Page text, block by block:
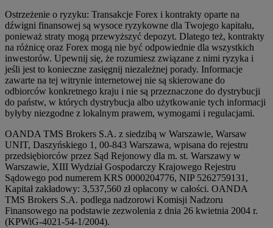
Ostrzeżenie o ryzyku: Transakcje Forex i kontrakty oparte na
dźwigni finansowej są wysoce ryzykowne dla Twojego kapitału,
ponieważ straty mogą przewyższyć depozyt. Dlatego też, kontrakty
na różnicę oraz Forex mogą nie być odpowiednie dla wszystkich
inwestorów. Upewnij się, że rozumiesz związane z nimi ryzyka i
jeśli jest to konieczne zasięgnij niezależnej porady. Informacje
zawarte na tej witrynie internetowej nie są skierowane do
odbiorców konkretnego kraju i nie są przeznaczone do dystrybucji
do państw, w których dystrybucja albo użytkowanie tych informacji
byłyby niezgodne z lokalnym prawem, wymogami i regulacjami.
OANDA TMS Brokers S.A. z siedzibą w Warszawie, Warsaw
UNIT, Daszyńskiego 1, 00-843 Warszawa, wpisana do rejestru
przedsiębiorców przez Sąd Rejonowy dla m. st. Warszawy w
Warszawie, XIII Wydział Gospodarczy Krajowego Rejestru
Sądowego pod numerem KRS 0000204776, NIP 5262759131,
Kapitał zakładowy: 3,537,560 zł opłacony w całości. OANDA
TMS Brokers S.A. podlega nadzorowi Komisji Nadzoru
Finansowego na podstawie zezwolenia z dnia 26 kwietnia 2004 r.
(KPWiG-4021-54-1/2004).